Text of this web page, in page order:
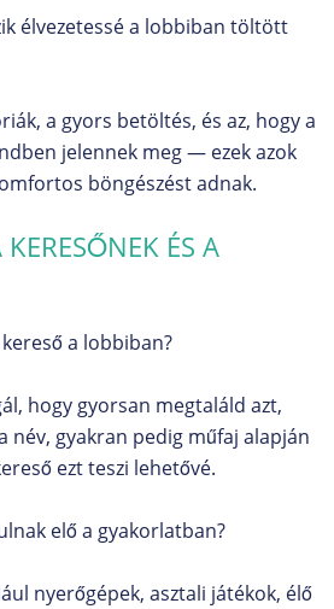
élvezetessé a lobbiban töltött
a gyors betöltés, és az, hogy a
jelennek meg — ezek azok
böngészést adnak.
ÉS A
a lobbiban?
hogy gyorsan megtaláld azt,
név, gyakran pedig műfaj alapján
ezt teszi lehetővé.
elő a gyakorlatban?
nyerőgépek, asztali játékok, élő